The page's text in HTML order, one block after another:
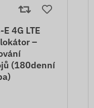
4G LTE
–
(180denní